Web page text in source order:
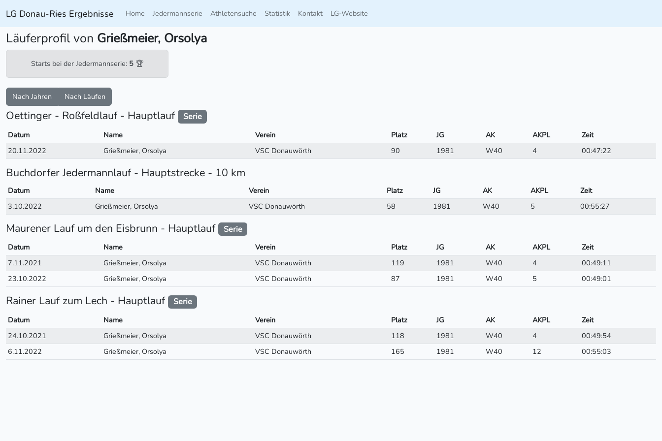
LG Donau-Ries Ergebnisse Home Jedermannserie Athletensuche Statistik Kontakt LG-Website
Läuferprofil von Grießmeier, Orsolya
Starts bei der Jedermannserie: 5 🏆
Nach Jahren Nach Läufen
Oettinger - Roßfeldlauf - Hauptlauf Serie
Datum Name Verein Platz JG AK AKPL
Zeit
20.11.2022
Grießmeier, Orsolya VSC Donauwörth 90 1981 W40 4 00:47:22
Buchdorfer Jedermannlauf - Hauptstrecke - 10 km
Datum Name Verein Platz JG AK AKPL
Zeit
3.10.2022
Grießmeier, Orsolya VSC Donauwörth 58 1981 W40 5 00:55:27
Maurener Lauf um den Eisbrunn - Hauptlauf Serie
Datum Name Verein Platz JG AK AKPL
Zeit
7.11.2021
Grießmeier, Orsolya VSC Donauwörth 119 1981 W40 4
00:49:11
23.10.2022
Grießmeier, Orsolya VSC Donauwörth 87 1981 W40 5 00:49:01
Rainer Lauf zum Lech - Hauptlauf Serie
Datum Name Verein Platz JG AK AKPL
Zeit
24.10.2021
Grießmeier, Orsolya VSC Donauwörth 118 1981 W40 4
00:49:54
6.11.2022
Grießmeier, Orsolya VSC Donauwörth 165 1981 W40 12 00:55:03